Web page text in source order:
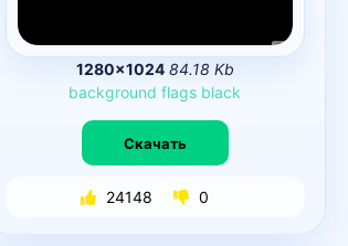
1280×1024 84.18 Kb
background flags black
Скачать
24148 0